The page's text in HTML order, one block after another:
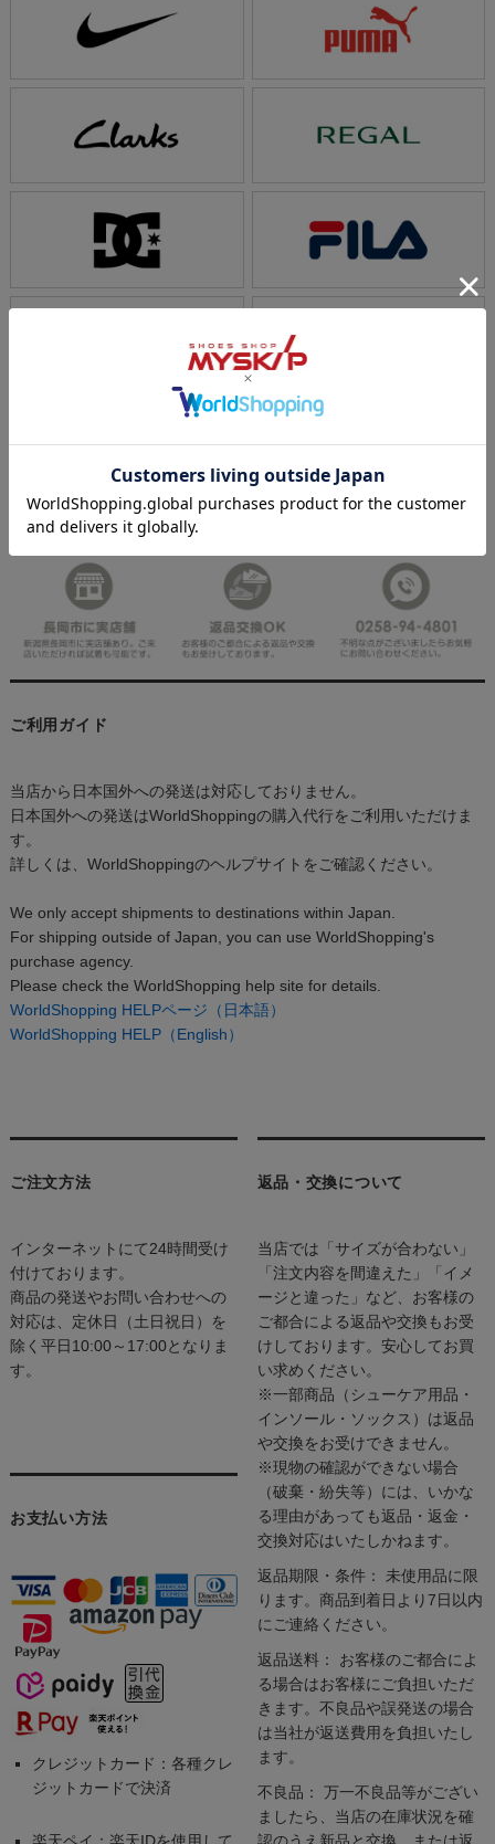
ご利用ガイド
当店から日本国外への発送は対応しておりません。
日本国外への発送はWorldShoppingの購入代行をご利用いただけま
す。
詳しくは、WorldShoppingのヘルプサイトをご確認ください。
We only accept shipments to destinations within Japan.
For shipping outside of Japan, you can use WorldShopping's
purchase agency.
Please check the WorldShopping help site for details.
WorldShopping HELPページ（日本語）
WorldShopping HELP（English）
ご注文方法
インターネットにて24時間受け
付けております。
商品の発送やお問い合わせへの
対応は、定休日（土日祝日）を
除く平日10:00～17:00となりま
す。
お支払い方法
クレジットカード：各種クレ
ジットカードで決済
返品・交換について
当店では「サイズが合わない」
「注文内容を間違えた」「イメ
ージと違った」など、お客様の
ご都合による返品や交換もお受
けしております。安心してお買
い求めください。
※一部商品（シューケア用品・
インソール・ソックス）は返品
や交換をお受けできません。
※現物の確認ができない場合
（破棄・紛失等）には、いかな
る理由があっても返品・返金・
交換対応はいたしかねます。
返品期限・条件： 未使用品に限
ります。商品到着日より7日以内
にご連絡ください。
返品送料： お客様のご都合によ
る場合はお客様にご負担いただ
きます。不良品や誤発送の場合
は当社が返送費用を負担いたし
ます。
不良品： 万一不良品等がござい
ましたら、当店の在庫状況を確